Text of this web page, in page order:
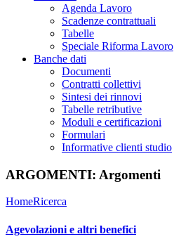
Agenda Lavoro
Scadenze contrattuali
Tabelle
Speciale Riforma Lavoro
Banche dati
Documenti
Contratti collettivi
Sintesi dei rinnovi
Tabelle retributive
Moduli e certificazioni
Formulari
Informative clienti studio
ARGOMENTI: Argomenti
HomeRicerca
Agevolazioni e altri benefici